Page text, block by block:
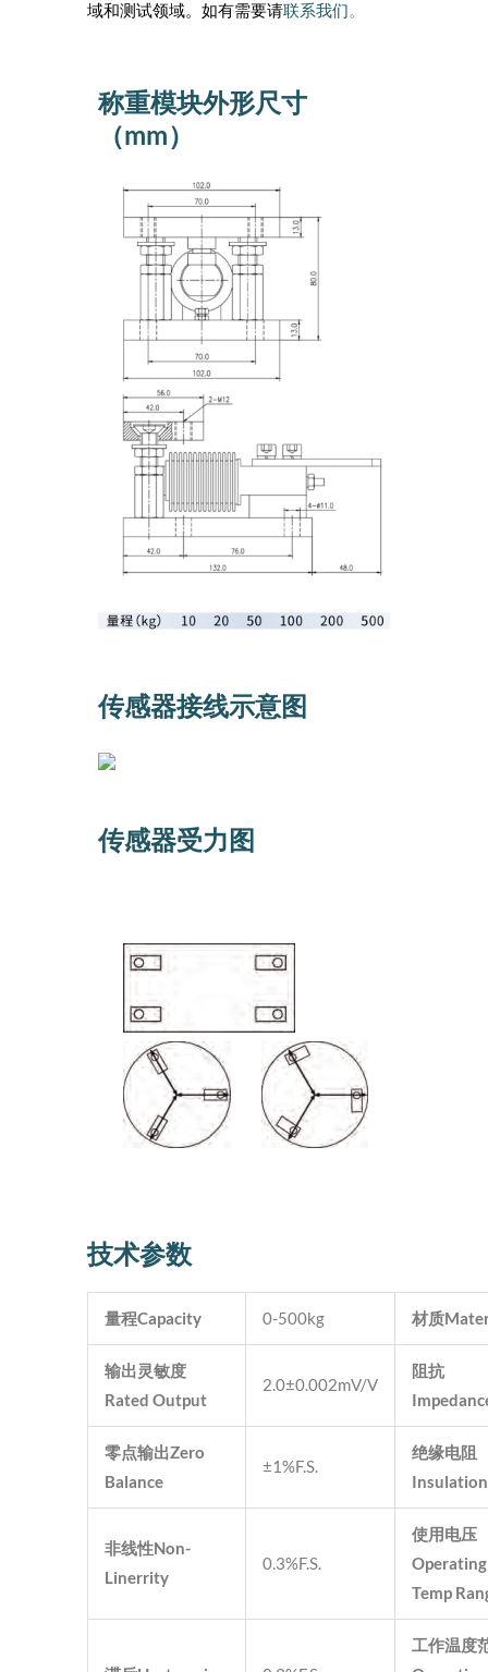
域和测试领域。如有需要请联系我们。
称重模块外形尺寸
（mm）
传感器接线示意图
传感器受力图
技术参数
量程Capacity 0-500kg 材质
输出灵敏度
Rated Output
2.0±0.002mV/V
阻抗
零点输出Zero
Balance
±1%F.S.
绝缘电阻
Insulation
非线性Non-
Linerrity
0.3%F.S.
使用电压
Operating
Temp
工作温度